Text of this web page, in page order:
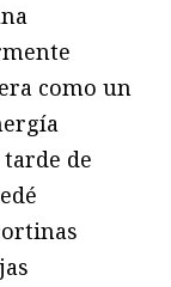
como un
de